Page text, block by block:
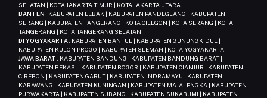
SELATAN | KOTA JAKARTA TIMUR | KOTA JAKARTA UTARA
BANTEN : KABUPATEN LEBAK | KABUPATEN PANDEGLANG | KABUPATEN
SERANG | KABUPATEN TANGERANG | KOTA CILEGON | KOTA SERANG | KOTA
TANGERANG | KOTA TANGERANG SELATAN
DI YOGYAKARTA: KABUPATEN BANTUL | KABUPATEN GUNUNGKIDUL |
KABUPATEN KULON PROGO | KABUPATEN SLEMAN | KOTA YOGYAKARTA
JAWA BARAT : KABUPATEN BANDUNG | KABUPATEN BANDUNG BARAT |
KABUPATEN BEKASI | KABUPATEN BOGOR | KABUPATEN CIANJUR | KABUPATEN
CIREBON | KABUPATEN GARUT | KABUPATEN INDRAMAYU | KABUPATEN
KARAWANG | KABUPATEN KUNINGAN | KABUPATEN MAJALENGKA | KABUPATEN
PURWAKARTA | KABUPATEN SUBANG | KABUPATEN SUKABUMI | KABUPATEN